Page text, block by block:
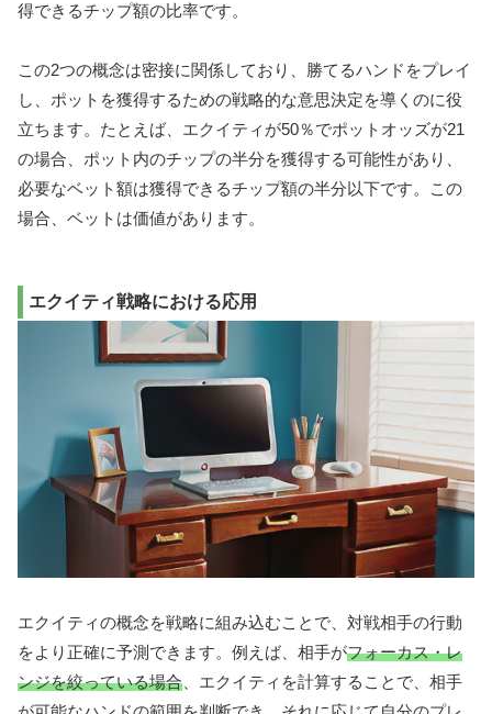
得できるチップ額の比率です。
この2つの概念は密接に関係しており、勝てるハンドをプレイ
し、ポットを獲得するための戦略的な意思決定を導くのに役
立ちます。たとえば、エクイティが50％でポットオッズが21
の場合、ポット内のチップの半分を獲得する可能性があり、
必要なベット額は獲得できるチップ額の半分以下です。この
場合、ベットは価値があります。
エクイティ戦略における応用
エクイティの概念を戦略に組み込むことで、対戦相手の行動
をより正確に予測できます。例えば、相手がフォーカス・レ
ンジを絞っている場合 、エクイティを計算することで、相手